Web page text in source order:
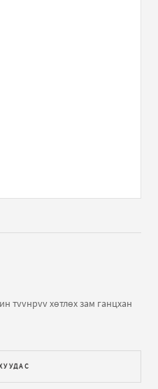
9 жил үнэгүй сурсан
вэ?
бараг л үнэн байхоо
тvvнрvv хөтлөх зам ганцхан